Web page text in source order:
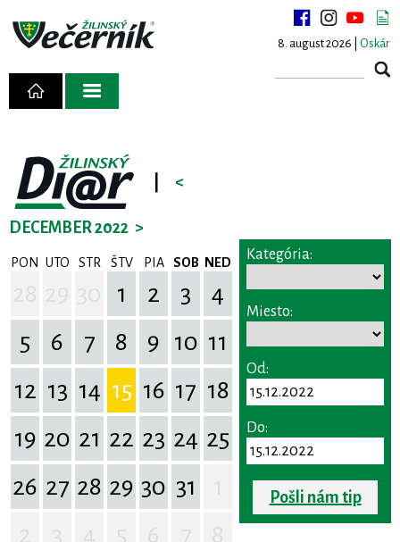
8. august 2026 | Oskár
<
DECEMBER 2022 >
PON UTO STR ŠTV PIA SOB NED
1 2 3
4
5
6 7 8 9 10 11
12 13 14 15 16 17 18
19 20 21 22 23 24 25
26 27 28 29 30 31
Kategória:
Miesto:
Od:
Do:
Pošli nám tip